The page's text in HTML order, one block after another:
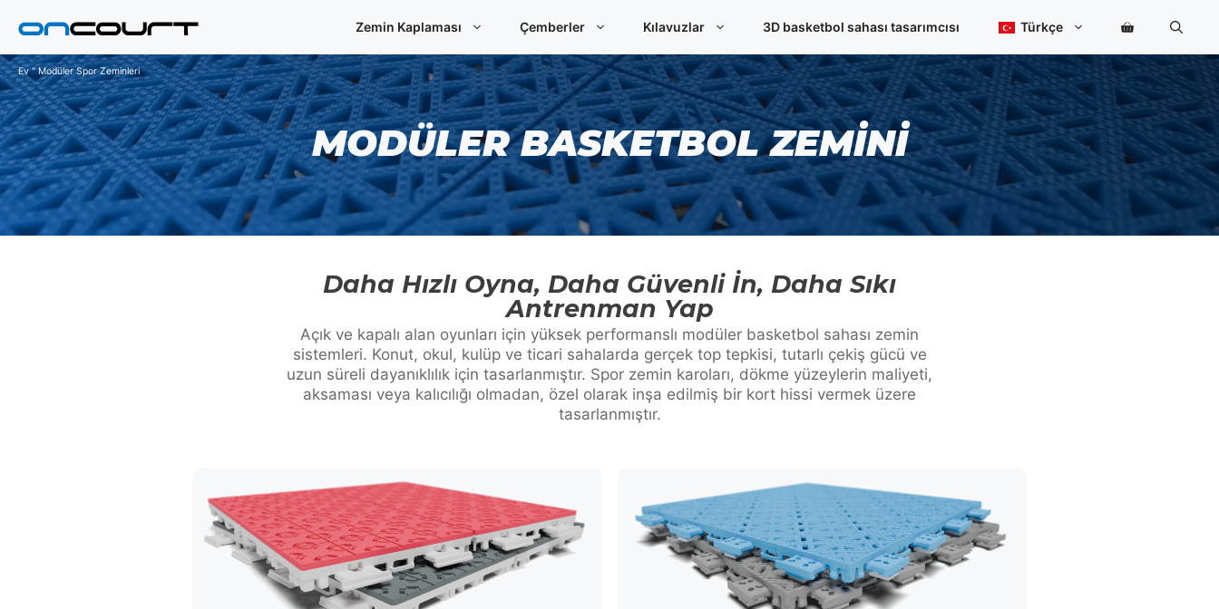
geç
Zemin Kaplaması Çemberler Kılavuzlar 3D basketbol sahası tasarımcısı Türkçe
Ev"Modüler Spor Zeminleri
MODÜLER BASKETBOL ZEMINI
Daha Hızlı Oyna, Daha Güvenli İn, Daha Sıkı
Antrenman Yap
Açık ve kapalı alan oyunları için yüksek performanslı modüler basketbol sahası zemin
sistemleri. Konut, okul, kulüp ve ticari sahalarda gerçek top tepkisi, tutarlı çekiş gücü ve
uzun süreli dayanıklılık için tasarlanmıştır. Spor zemin karoları, dökme yüzeylerin maliyeti,
aksaması veya kalıcılığı olmadan, özel olarak inşa edilmiş bir kort hissi vermek üzere
tasarlanmıştır.